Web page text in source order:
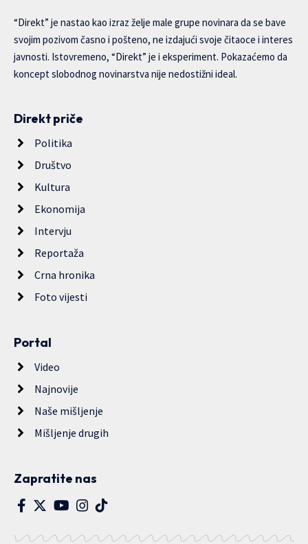
“Direkt” je nastao kao izraz želje male grupe novinara da se bave
svojim pozivom časno i pošteno, ne izdajući svoje čitaoce i interes
javnosti. Istovremeno, “Direkt” je i eksperiment. Pokazaćemo da
koncept slobodnog novinarstva nije nedostižni ideal.
Direkt priče
Politika
Društvo
Kultura
Ekonomija
Intervju
Reportaža
Crna hronika
Foto vijesti
Portal
Video
Najnovije
Naše mišljenje
Mišljenje drugih
Zapratite nas